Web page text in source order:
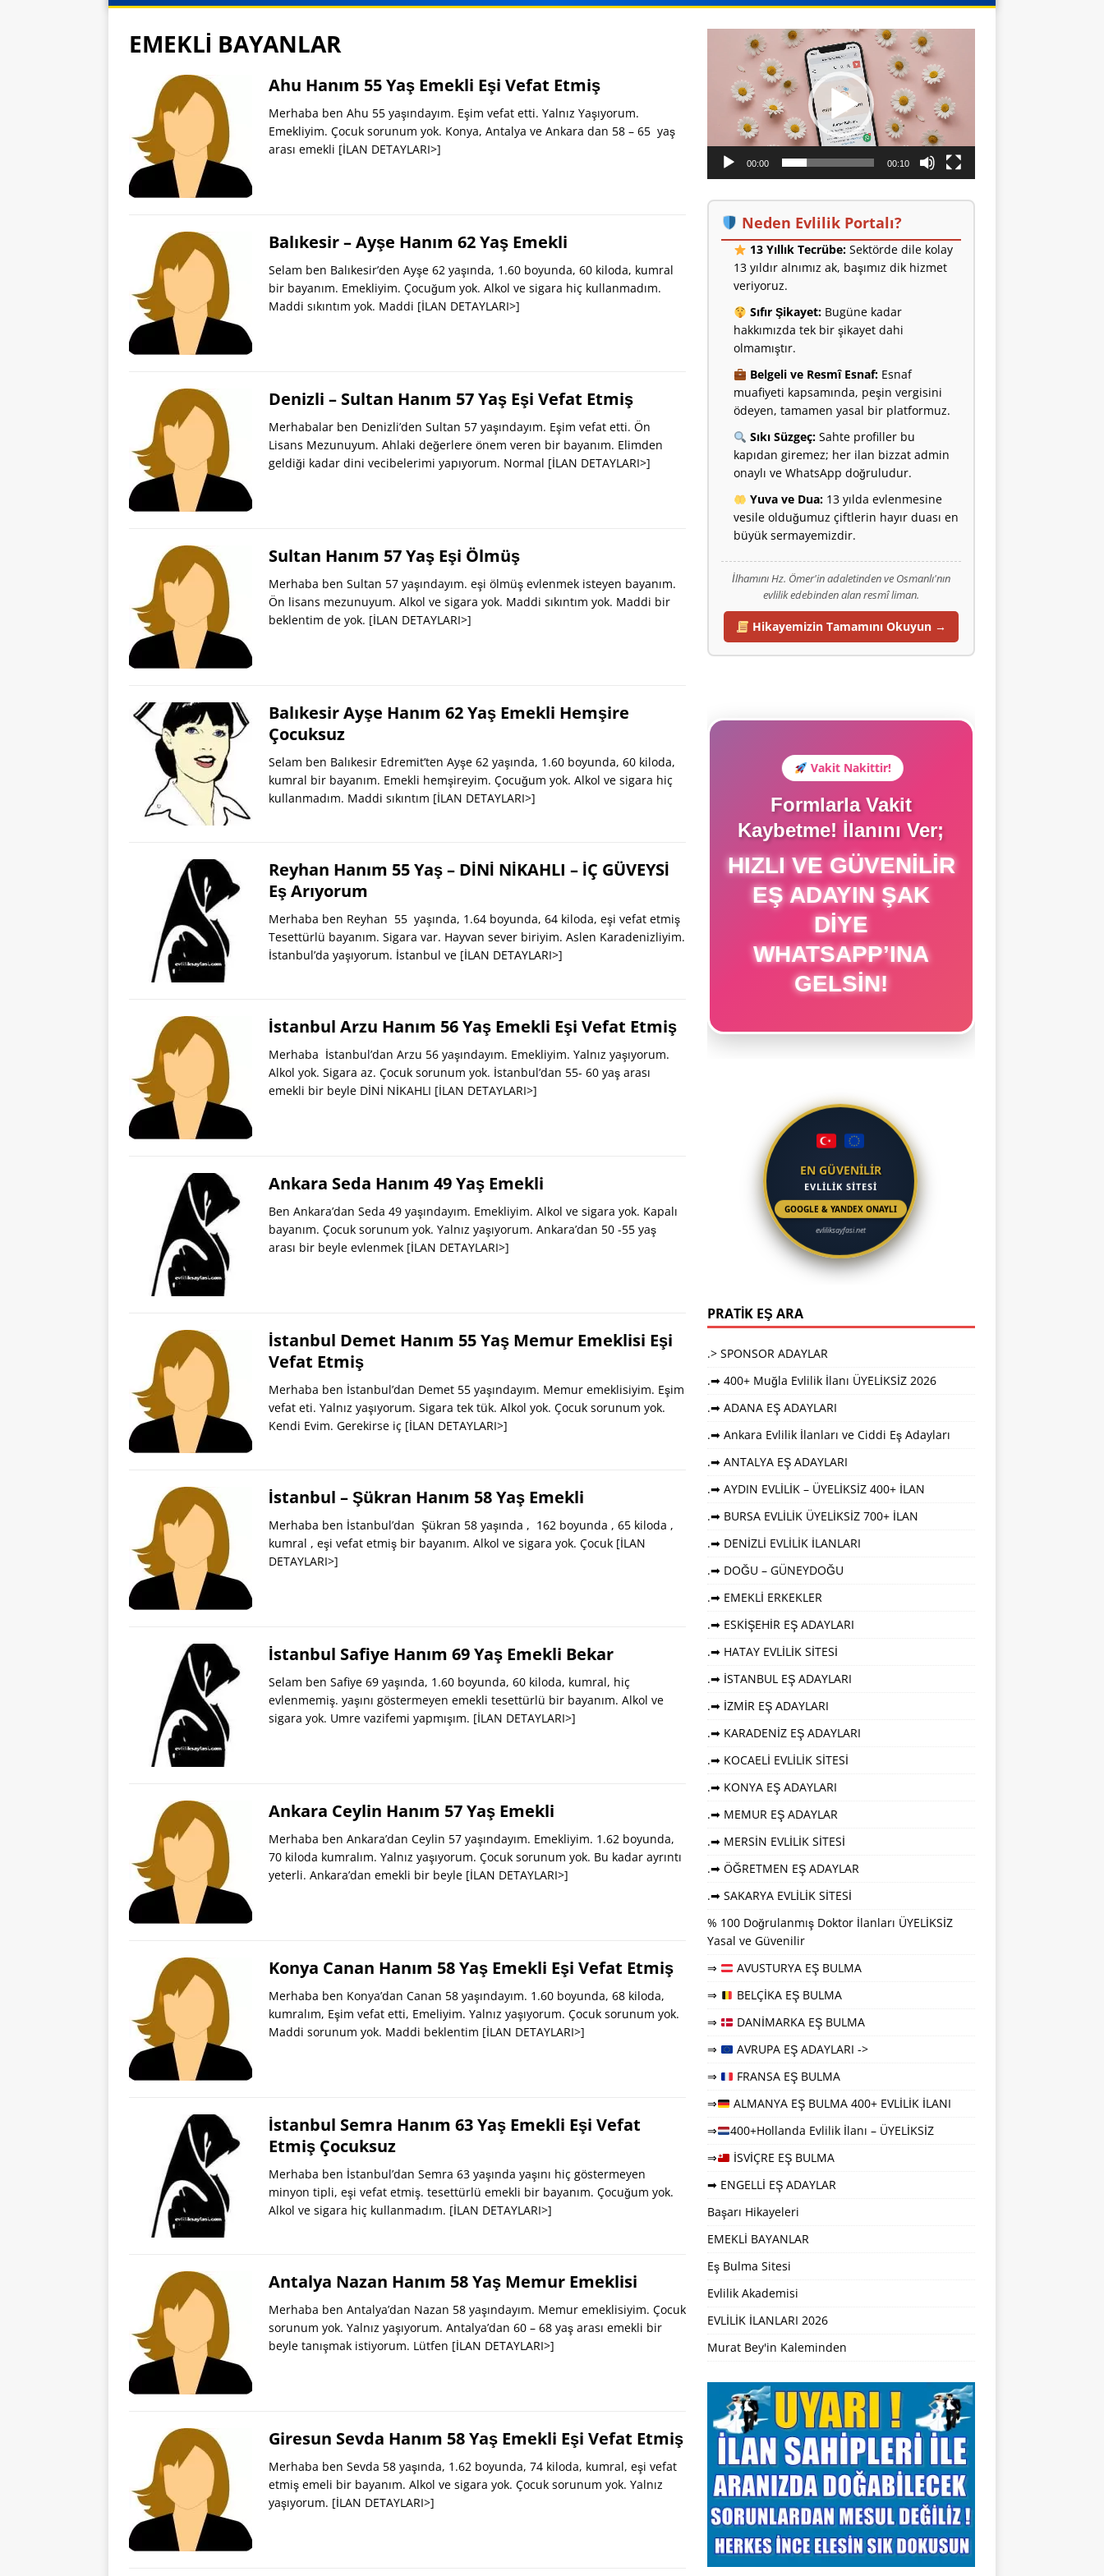
EMEKLİ BAYANLAR
Ahu Hanım 55 Yaş Emekli Eşi Vefat Etmiş
Merhaba ben Ahu 55 yaşındayım. Eşim vefat etti. Yalnız Yaşıyorum.
Emekliyim. Çocuk sorunum yok. Konya, Antalya ve Ankara dan 58 – 65 yaş
arası emekli [İLAN DETAYLARI>]
Balıkesir – Ayşe Hanım 62 Yaş Emekli
Selam ben Balıkesir’den Ayşe 62 yaşında, 1.60 boyunda, 60 kiloda, kumral
bir bayanım. Emekliyim. Çocuğum yok. Alkol ve sigara hiç kullanmadım.
Maddi sıkıntım yok. Maddi [İLAN DETAYLARI>]
Denizli – Sultan Hanım 57 Yaş Eşi Vefat Etmiş
Merhabalar ben Denizli’den Sultan 57 yaşındayım. Eşim vefat etti. Ön
Lisans Mezunuyum. Ahlaki değerlere önem veren bir bayanım. Elimden
geldiği kadar dini vecibelerimi yapıyorum. Normal [İLAN DETAYLARI>]
Sultan Hanım 57 Yaş Eşi Ölmüş
Merhaba ben Sultan 57 yaşındayım. eşi ölmüş evlenmek isteyen bayanım.
Ön lisans mezunuyum. Alkol ve sigara yok. Maddi sıkıntım yok. Maddi bir
beklentim de yok. [İLAN DETAYLARI>]
Balıkesir Ayşe Hanım 62 Yaş Emekli Hemşire
Çocuksuz
Selam ben Balıkesir Edremit’ten Ayşe 62 yaşında, 1.60 boyunda, 60 kiloda,
kumral bir bayanım. Emekli hemşireyim. Çocuğum yok. Alkol ve sigara hiç
kullanmadım. Maddi sıkıntım [İLAN DETAYLARI>]
Reyhan Hanım 55 Yaş – DİNİ NİKAHLI – İÇ GÜVEYSİ
Eş Arıyorum
Merhaba ben Reyhan 55 yaşında, 1.64 boyunda, 64 kiloda, eşi vefat etmiş
Tesettürlü bayanım. Sigara var. Hayvan sever biriyim. Aslen Karadenizliyim.
İstanbul’da yaşıyorum. İstanbul ve [İLAN DETAYLARI>]
İstanbul Arzu Hanım 56 Yaş Emekli Eşi Vefat Etmiş
Merhaba İstanbul’dan Arzu 56 yaşındayım. Emekliyim. Yalnız yaşıyorum.
Alkol yok. Sigara az. Çocuk sorunum yok. İstanbul’dan 55- 60 yaş arası
emekli bir beyle DİNİ NİKAHLI [İLAN DETAYLARI>]
Ankara Seda Hanım 49 Yaş Emekli
Ben Ankara’dan Seda 49 yaşındayım. Emekliyim. Alkol ve sigara yok. Kapalı
bayanım. Çocuk sorunum yok. Yalnız yaşıyorum. Ankara’dan 50 -55 yaş
arası bir beyle evlenmek [İLAN DETAYLARI>]
İstanbul Demet Hanım 55 Yaş Memur Emeklisi Eşi
Vefat Etmiş
Merhaba ben İstanbul’dan Demet 55 yaşındayım. Memur emeklisiyim. Eşim
vefat eti. Yalnız yaşıyorum. Sigara tek tük. Alkol yok. Çocuk sorunum yok.
Kendi Evim. Gerekirse iç [İLAN DETAYLARI>]
İstanbul – Şükran Hanım 58 Yaş Emekli
Merhaba ben İstanbul’dan Şükran 58 yaşında , 162 boyunda , 65 kiloda ,
kumral , eşi vefat etmiş bir bayanım. Alkol ve sigara yok. Çocuk [İLAN
DETAYLARI>]
İstanbul Safiye Hanım 69 Yaş Emekli Bekar
Selam ben Safiye 69 yaşında, 1.60 boyunda, 60 kiloda, kumral, hiç
evlenmemiş. yaşını göstermeyen emekli tesettürlü bir bayanım. Alkol ve
sigara yok. Umre vazifemi yapmışım. [İLAN DETAYLARI>]
Ankara Ceylin Hanım 57 Yaş Emekli
Merhaba ben Ankara’dan Ceylin 57 yaşındayım. Emekliyim. 1.62 boyunda,
70 kiloda kumralım. Yalnız yaşıyorum. Çocuk sorunum yok. Bu kadar ayrıntı
yeterli. Ankara’dan emekli bir beyle [İLAN DETAYLARI>]
Konya Canan Hanım 58 Yaş Emekli Eşi Vefat Etmiş
Merhaba ben Konya’dan Canan 58 yaşındayım. 1.60 boyunda, 68 kiloda,
kumralım, Eşim vefat etti, Emeliyim. Yalnız yaşıyorum. Çocuk sorunum yok.
Maddi sorunum yok. Maddi beklentim [İLAN DETAYLARI>]
İstanbul Semra Hanım 63 Yaş Emekli Eşi Vefat
Etmiş Çocuksuz
Merhaba ben İstanbul’dan Semra 63 yaşında yaşını hiç göstermeyen
minyon tipli, eşi vefat etmiş. tesettürlü emekli bir bayanım. Çocuğum yok.
Alkol ve sigara hiç kullanmadım. [İLAN DETAYLARI>]
Antalya Nazan Hanım 58 Yaş Memur Emeklisi
Merhaba ben Antalya’dan Nazan 58 yaşındayım. Memur emeklisiyim. Çocuk
sorunum yok. Yalnız yaşıyorum. Antalya’dan 60 – 68 yaş arası emekli bir
beyle tanışmak istiyorum. Lütfen [İLAN DETAYLARI>]
Giresun Sevda Hanım 58 Yaş Emekli Eşi Vefat Etmiş
Merhaba ben Sevda 58 yaşında, 1.62 boyunda, 74 kiloda, kumral, eşi vefat
etmiş emeli bir bayanım. Alkol ve sigara yok. Çocuk sorunum yok. Yalnız
yaşıyorum. [İLAN DETAYLARI>]
oynatıcı
00:00 00:10
Neden Evlilik Portalı?
13 Yıllık Tecrübe:Sektörde dile kolay
13 yıldır alnımız ak, başımız dik hizmet
veriyoruz.
Sıfır Şikayet:Bugüne kadar
hakkımızda tek bir şikayet dahi
olmamıştır.
Belgeli ve Resmî Esnaf:Esnaf
muafiyeti kapsamında, peşin vergisini
ödeyen, tamamen yasal bir platformuz.
Sıkı Süzgeç:Sahte profiller bu
kapıdan giremez; her ilan bizzat admin
onaylı ve WhatsApp doğruludur.
Yuva ve Dua:13 yılda evlenmesine
vesile olduğumuz çiftlerin hayır duası en
büyük sermayemizdir.
İlhamını Hz. Ömer'in adaletinden ve Osmanlı'nın
evlilik edebinden alan resmî liman.
Hikayemizin Tamamını Okuyun →
Vakit Nakittir!
Formlarla Vakit
Kaybetme! İlanını Ver;
HIZLI VE GÜVENILIR
EŞ ADAYIN ŞAK
DIYE
WHATSAPP’INA
GELSIN!
EN GÜVENİLİR
EVLİLİK SİTESİ
GOOGLE & YANDEX ONAYLI
PRATİK EŞ ARA
.> SPONSOR ADAYLAR
.➡ 400+ Muğla Evlilik İlanı ÜYELİKSİZ 2026
.➡ ADANA EŞ ADAYLARI
.➡ Ankara Evlilik İlanları ve Ciddi Eş Adayları
.➡ ANTALYA EŞ ADAYLARI
.➡ AYDIN EVLİLİK – ÜYELİKSİZ 400+ İLAN
.➡ BURSA EVLİLİK ÜYELİKSİZ 700+ İLAN
.➡ DENİZLİ EVLİLİK İLANLARI
.➡ DOĞU – GÜNEYDOĞU
.➡ EMEKLİ ERKEKLER
.➡ ESKİŞEHİR EŞ ADAYLARI
.➡ HATAY EVLİLİK SİTESİ
.➡ İSTANBUL EŞ ADAYLARI
.➡ İZMİR EŞ ADAYLARI
.➡ KARADENİZ EŞ ADAYLARI
.➡ KOCAELİ EVLİLİK SİTESİ
.➡ KONYA EŞ ADAYLARI
.➡ MEMUR EŞ ADAYLAR
.➡ MERSİN EVLİLİK SİTESİ
.➡ ÖĞRETMEN EŞ ADAYLAR
.➡ SAKARYA EVLİLİK SİTESİ
% 100 Doğrulanmış Doktor İlanları ÜYELİKSİZ
Yasal ve Güvenilir
⇒
AVUSTURYA EŞ BULMA
⇒
BELÇİKA EŞ BULMA
⇒
DANİMARKA EŞ BULMA
⇒
AVRUPA EŞ ADAYLARI ->
⇒
FRANSA EŞ BULMA
⇒
ALMANYA EŞ BULMA 400+ EVLİLİK İLANI
⇒
400+Hollanda Evlilik İlanı – ÜYELİKSİZ
⇒
İSVİÇRE EŞ BULMA
➡ ENGELLİ EŞ ADAYLAR
Başarı Hikayeleri
EMEKLİ BAYANLAR
Eş Bulma Sitesi
Evlilik Akademisi
EVLİLİK İLANLARI 2026
Murat Bey'in Kaleminden